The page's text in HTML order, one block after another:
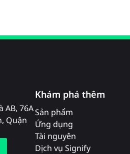
AB, 76A
Quận
Khám phá thêm
Sản phẩm
Ứng dụng
Tài nguyên
Dịch vụ Signify